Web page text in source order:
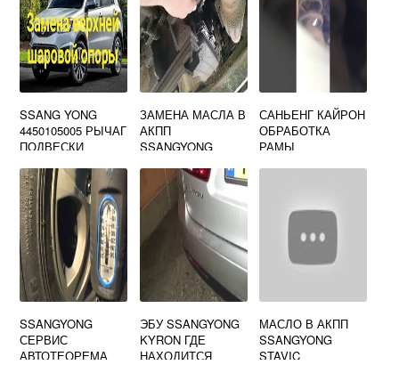
SSANG YONG
4450105005 РЫЧАГ
ПОДВЕСКИ
НИЖНИЙ ЛЕВЫЙ
ЗАМЕНА МАСЛА В
АКПП
SSANGYONG
САНЬЕНГ КАЙРОН
ОБРАБОТКА
РАМЫ
SSANGYONG
СЕРВИС
АВТОТЕОРЕМА
ЭБУ SSANGYONG
KYRON ГДЕ
НАХОДИТСЯ
МАСЛО В АКПП
SSANGYONG
STAVIC